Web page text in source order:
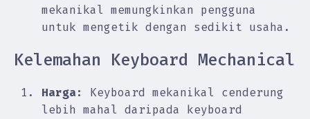
mekanikal memungkinkan pengguna
untuk mengetik dengan sedikit usaha.
Kelemahan Keyboard Mechanical
Harga:
Keyboard mekanikal cenderung
lebih mahal daripada keyboard